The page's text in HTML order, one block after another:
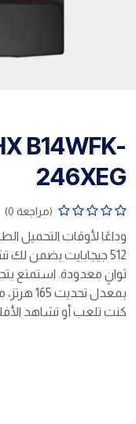
B14WFK-
246XEG
(مراجعة 0)
512 جيجابايت يضمن
بمعدل
كنت تلعب أو تشاهد